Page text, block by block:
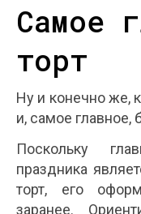
Самое
торт
Ну и конечно же,
и, самое главное,
Поскольку
праздника
торт, его
заранее.